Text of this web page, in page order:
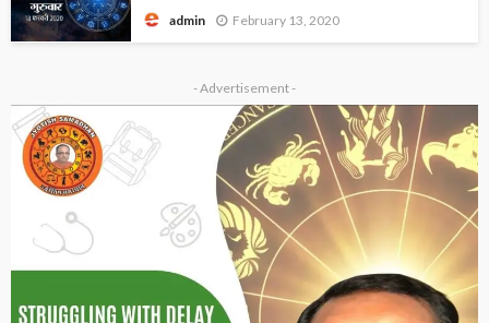
admin February 13, 2020
- Advertisement -